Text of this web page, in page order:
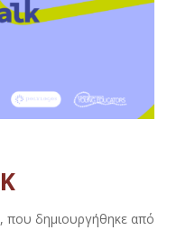
που δημιουργήθηκε από